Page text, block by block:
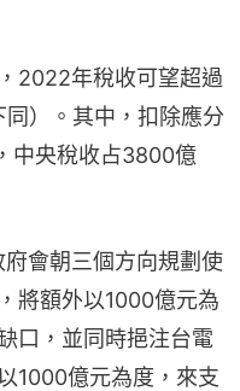
2022年稅收可望超過
）。其中，扣除應分
中央稅收占3800億
會朝三個方向規劃使
將額外以1000億元為
口，並同時挹注台電
1000億元為度，來支